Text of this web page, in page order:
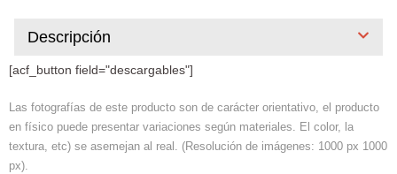
Descripción
[acf_button field="descargables"]
Las fotografías de este producto son de carácter orientativo, el producto
en físico puede presentar variaciones según materiales. El color, la
textura, etc) se asemejan al real. (Resolución de imágenes: 1000 px 1000
px).